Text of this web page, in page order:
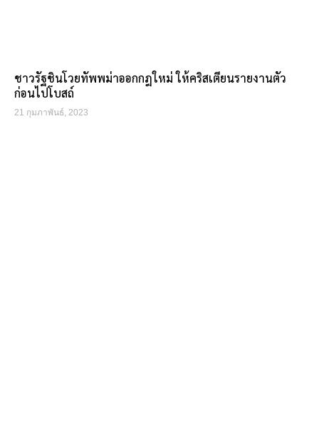
ชาวรัฐชินโวยทัพพม่าออกกฎใหม่ ให้คริสเตียนรายงานตัว
ก่อนไปโบสถ์
21 กุมภาพันธ์, 2023